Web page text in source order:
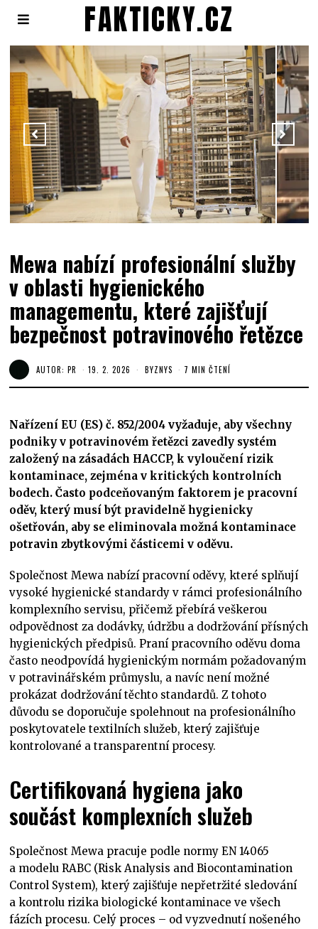
FAKTICKY.CZ
Mewa nabízí profesionální služby
v oblasti hygienického
managementu, které zajišťují
bezpečnost potravinového řetězce
AUTOR:PR 19. 2. 2026 BYZNYS 7 MIN ČTENÍ
Nařízení EU (ES) č. 852/2004 vyžaduje, aby všechny
podniky v potravinovém řetězci zavedly systém
založený na zásadách HACCP, k vyloučení rizik
kontaminace, zejména v kritických kontrolních
bodech. Často podceňovaným faktorem je pracovní
oděv, který musí být pravidelně hygienicky
ošetřován, aby se eliminovala možná kontaminace
potravin zbytkovými částicemi v oděvu.
Společnost Mewa nabízí pracovní oděvy, které splňují
vysoké hygienické standardy v rámci profesionálního
komplexního servisu, přičemž přebírá veškerou
odpovědnost za dodávky, údržbu a dodržování přísných
hygienických předpisů. Praní pracovního oděvu doma
často neodpovídá hygienickým normám požadovaným
v potravinářském průmyslu, a navíc není možné
prokázat dodržování těchto standardů. Z tohoto
důvodu se doporučuje spolehnout na profesionálního
poskytovatele textilních služeb, který zajišťuje
kontrolované a transparentní procesy.
Certifikovaná hygiena jako
součást komplexních služeb
Společnost Mewa pracuje podle normy EN 14065
a modelu RABC (Risk Analysis and Biocontamination
Control System), který zajišťuje nepřetržité sledování
a kontrolu rizika biologické kontaminace ve všech
fázích procesu. Celý proces – od vyzvednutí nošeného